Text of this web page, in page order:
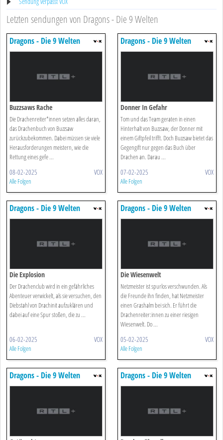
Letzten sendungen von Dragons - Die 9 Welten
Dragons - Die 9 Welten
Buzzsaws Rache
Die Drachenreiter*innen setzen alles daran,
das Drachenbuch von Buzzsaw
zurückzubekommen. Dabei müssen sie viele
Herausforderungen meistern, wie die
Rettung eines gefe ...
08-02-2025 VOX
Alle Folgen
Dragons - Die 9 Welten
Donner In Gefahr
Tom und das Team geraten in einen
Hinterhalt von Buzzsaw, der Donner mit
einem Giftpfeil trifft. Doch Buzzsaw bietet das
Gegengift nur gegen das Buch über
Drachen an. Darau ...
07-02-2025 VOX
Alle Folgen
Dragons - Die 9 Welten
Die Explosion
Der Drachenclub wird in ein gefährliches
Abenteuer verwickelt, als sie versuchen, den
Diebstahl von Drachinit aufzuklären und
dabei auf eine Spur stoßen, die zu ...
06-02-2025 VOX
Alle Folgen
Dragons - Die 9 Welten
Die Wiesenwelt
Netzmeister ist spurlos verschwunden. Als
die Freunde ihn finden, hat Netzmeister
einen Grashalm bei sich. Er führt die
Drachenreiter:innen zu einer riesigen
Wiesenwelt. Do ...
05-02-2025 VOX
Alle Folgen
Dragons - Die 9 Welten Dragons - Die 9 Welten